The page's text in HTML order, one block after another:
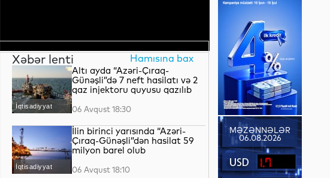
Xəbər lenti Hamısına bax
İqtisadiyyat
Altı ayda “Azəri-Çıraq-
Günəşli”də 7 neft hasilatı və 2
qaz injektoru quyusu qazılıb
06 Avqust 18:30
İqtisadiyyat
İlin birinci yarısında “Azəri-
Çıraq-Günəşli”dən hasilat 59
milyon barel olub
06 Avqust 18:10
MƏZƏNNƏLƏR
06.08.2026
1.7